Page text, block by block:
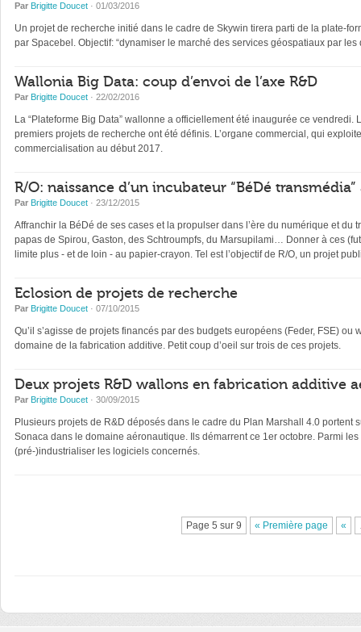
Par Brigitte Doucet · 01/03/2016
Un projet de recherche initié dans le cadre de Skywin tirera parti de la plate-
par Spacebel. Objectif: “dynamiser le marché des services géospatiaux par
Wallonia Big Data: coup d’envoi de l’axe R&D
Par Brigitte Doucet · 22/02/2016
La “Plateforme Big Data” wallonne a officiellement été inaugurée ce
premiers projets de recherche ont été définis. L’organe commercial, qui
commercialisation au début 2017.
R/O: naissance d’un incubateur “BéDé
Par Brigitte Doucet · 23/12/2015
Affranchir la BéDé de ses cases et la propulser dans l’ère du numérique et
papas de Spirou, Gaston, des Schtroumpfs, du Marsupilami… Donner à ces
limite plus - et de loin - au papier-crayon. Tel est l’objectif de R/O, un projet
Eclosion de projets de recherche
Par Brigitte Doucet · 07/10/2015
Qu’il s’agisse de projets financés par des budgets européens (Feder, FSE)
domaine de la fabrication additive. Petit coup d’oeil sur trois de ces projets.
Deux projets R&D wallons en fabrication additive
Par Brigitte Doucet · 30/09/2015
Plusieurs projets de R&D déposés dans le cadre du Plan Marshall 4.0
Sonaca dans le domaine aéronautique. Ils démarrent ce 1er octobre. Parmi
(pré-)industrialiser les logiciels concernés.
Page 5 sur 9 « Première page «